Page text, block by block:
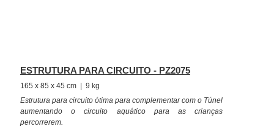
ESTRUTURA PARA CIRCUITO - PZ2075
165 x 85 x 45 cm | 9 kg
Estrutura para circuito ótima para complementar com o Túnel
aumentando o circuito aquático para as crianças
percorrerem.